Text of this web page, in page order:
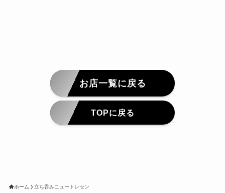
お店一覧に戻る
TOPに戻る
ホーム 立ち呑みニュートレセン